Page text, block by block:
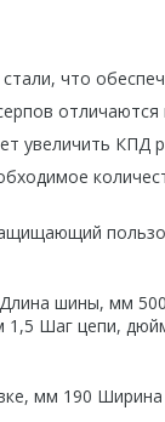
что
увеличить КПД
шины, мм
1,5 Шаг цепи,
мм 190